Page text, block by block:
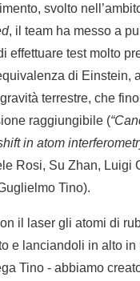
svolto
, il team ha messo a
effettuare test molto
di Einstein,
terrestre, che
raggiungibile (
in atom
Rosi, Su Zhan, Luigi
Tino).
il laser gli atomi di
e lanciandoli in alto in
Tino - abbiamo